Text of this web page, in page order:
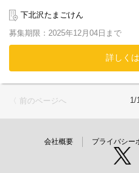
＜キッチン＞
オムライスの調理・仕込み・清掃
※マニュアルや研修制度があるの
ムライスが作れるようになります
新規オープン店舗のため、みんな
お客さんを笑顔にしてください♪
下北沢たまごけん
募集期限：2025年12月04日まで
詳しく
〈 前のページへ 1/
会社概要 プライバシー